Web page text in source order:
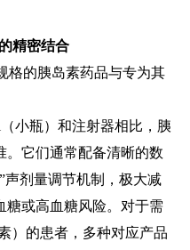
精密结合
格的胰岛素药品与专为其
小瓶）和注射器相比，胰
。它们通常配备清晰的数
声剂量调节机制，极大减
糖或高血糖风险。对于需
）的患者，多种对应产品